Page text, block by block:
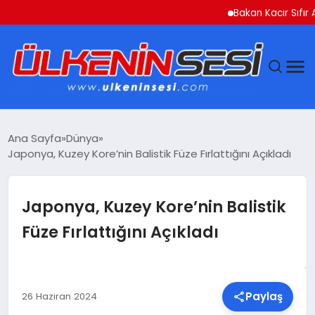
Bakan Kacır Sıfır
EKONOMI
GÜNDEM
MAGAZIN
Ana Sayfa Dünya
Japonya, Kuzey Kore’nin Balistik Füze Fırlattığını Açıkladı
Japonya, Kuzey Kore’nin Balistik
Füze Fırlattığını Açıkladı
26 Haziran 2024 Paylaş